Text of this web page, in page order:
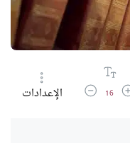
حجم الخط
16 تقليل حجم الخط
الإعدادات